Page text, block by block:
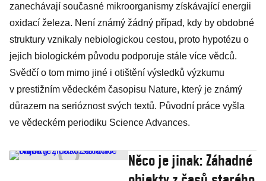
zanechávají současné mikroorganismy získávající energii
oxidací železa. Není známý žádný případ, kdy by obdobné
struktury vznikaly nebiologickou cestou, proto hypotézu o
jejich biologickém původu podporuje stále více vědců.
Svědčí o tom mimo jiné i otištění výsledků výzkumu
v prestižním vědeckém časopisu Nature, který je známý
důrazem na serióznost svých textů. Původní práce vyšla
ve vědeckém periodiku Science Advances.
Něco je jinak: Záhadné